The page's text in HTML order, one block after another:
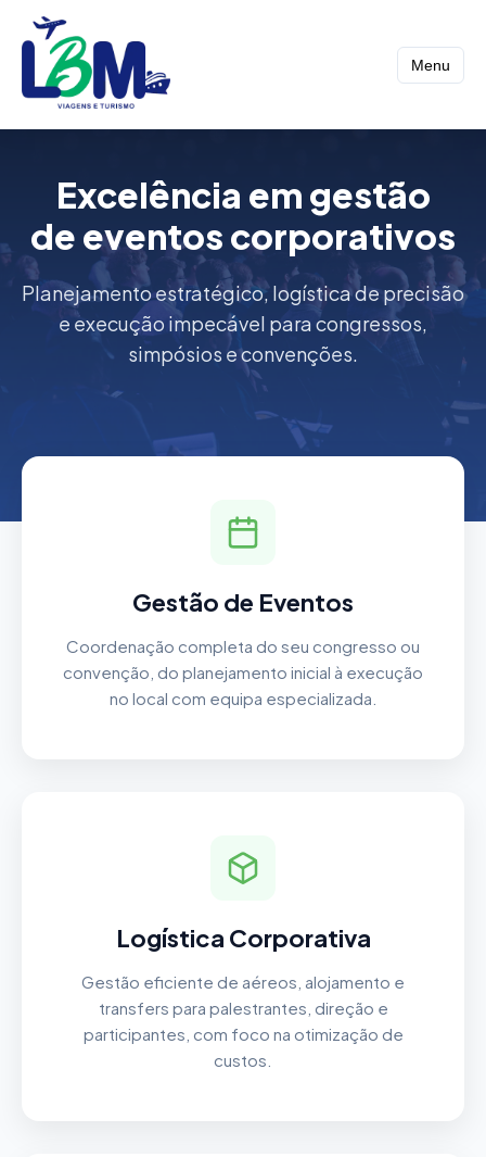
Menu
Excelência em gestão
de eventos corporativos
Planejamento estratégico, logística de precisão
e execução impecável para congressos,
simpósios e convenções.
Gestão de Eventos
Coordenação completa do seu congresso ou
convenção, do planejamento inicial à execução
no local com equipa especializada.
Logística Corporativa
Gestão eficiente de aéreos, alojamento e
transfers para palestrantes, direção e
participantes, com foco na otimização de
custos.